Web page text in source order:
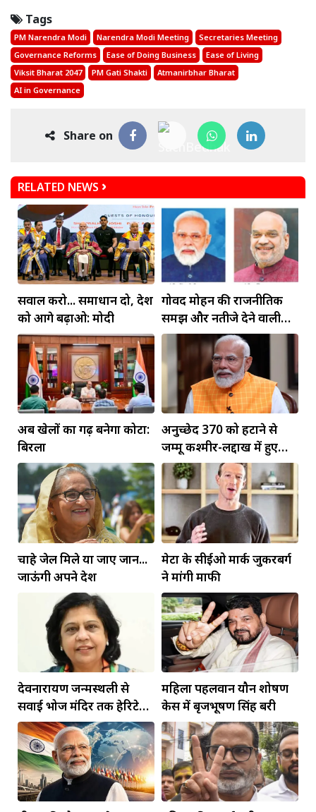
Tags
PM Narendra Modi Narendra Modi Meeting
Secretaries Meeting
Governance Reforms
Ease of Doing Business
Ease of Living
Viksit Bharat 2047
PM Gati Shakti
Atmanirbhar Bharat
AI in Governance
Share on
RELATED NEWS
सवाल करो... समाधान दो, देश
को आगे बढ़ाओ: मोदी
गोविंद मोहन की राजनीतिक
समझ और नतीजे देने वाली
कार्यशैली ने अमित शाह का
जीता भरोसा: डॉ. जगदीश चंद्र
अब खेलों का गढ़ बनेगा कोटा:
बिरला
अनुच्छेद 370 को हटाने से
जम्मू कश्मीर-लद्दाख में हुए
व्यापक बदलाव: PM मोदी
चाहे जेल मिले या जाए जान...
जाऊंगी अपने देश
मेटा के सीईओ मार्क जुकरबर्ग
ने मांगी माफी
देवनारायण जन्मस्थली से
सवाई भोज मंदिर तक हेरिटेज
कॉरिडोर बनाने की मांग
महिला पहलवान यौन शोषण
केस में बृजभूषण सिंह बरी